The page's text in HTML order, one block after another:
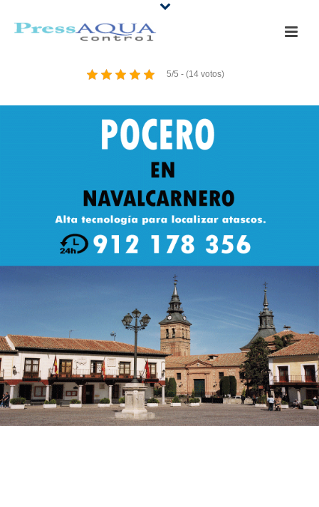
5/5 - (14 votos)